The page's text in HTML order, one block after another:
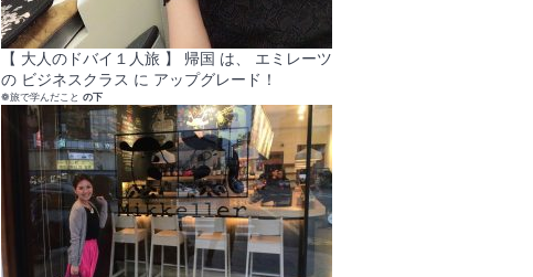
【 大人のドバイ１人旅 】 帰国 は、 エミレーツ
の ビジネスクラス に アップグレード！
❁旅で学んだこと の下